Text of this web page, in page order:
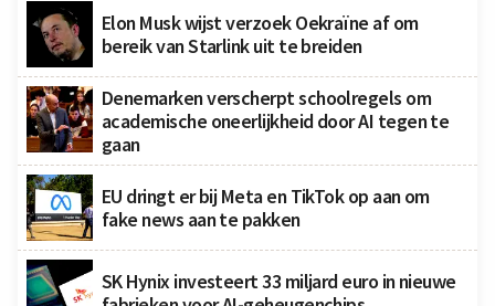
Elon Musk wijst verzoek Oekraïne af om
bereik van Starlink uit te breiden
Denemarken verscherpt schoolregels om
academische oneerlijkheid door AI tegen te
gaan
EU dringt er bij Meta en TikTok op aan om
fake news aan te pakken
SK Hynix investeert 33 miljard euro in nieuwe